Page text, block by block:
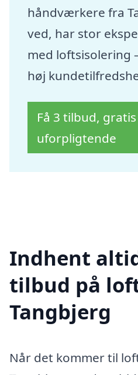
håndværkere fra
ved, har stor
med loftsisolering
høj
Få 3 tilbud,
uforpligtende
Indhent
tilbud på
Tangbjerg
Når det kommer til